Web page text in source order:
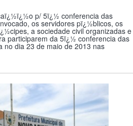
p/ 5ï¿½ conferencia das
os servidores pï¿½blicos, os
a sociedade civil organizadas e
participarem da 5ï¿½ conferencia das
dia 23 de maio de 2013 nas